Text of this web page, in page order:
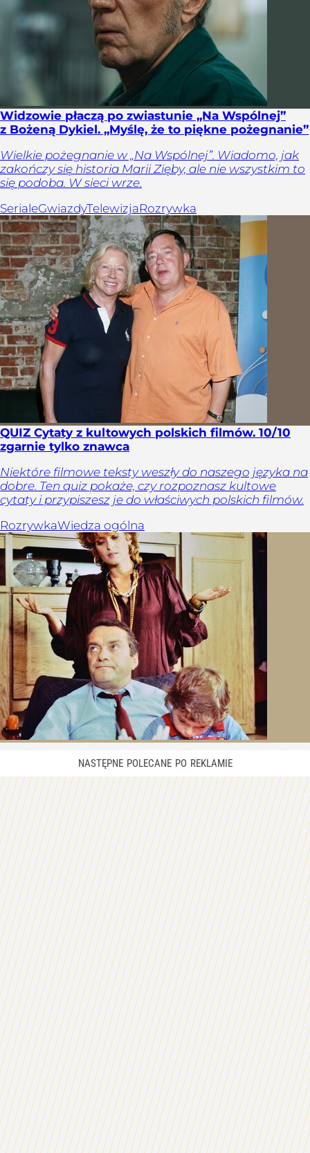
Widzowie płaczą po zwiastunie „Na Wspólnej”
z Bożeną Dykiel. „Myślę, że to piękne pożegnanie”
Wielkie pożegnanie w „Na Wspólnej”. Wiadomo, jak
zakończy się historia Marii Zięby, ale nie wszystkim to
się podoba. W sieci wrze.
SerialeGwiazdyTelewizjaRozrywka
QUIZ Cytaty z kultowych polskich filmów. 10/10
zgarnie tylko znawca
Niektóre filmowe teksty weszły do naszego języka na
dobre. Ten quiz pokaże, czy rozpoznasz kultowe
cytaty i przypiszesz je do właściwych polskich filmów.
RozrywkaWiedza ogólna